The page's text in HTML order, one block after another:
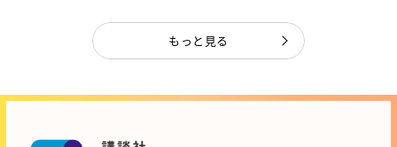
もっと見る